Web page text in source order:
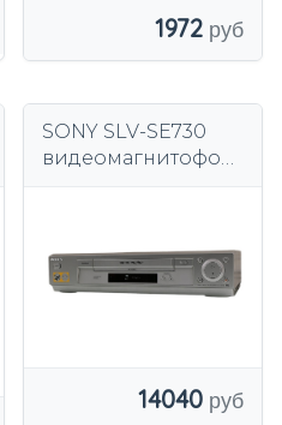
1972
SONY SLV-SE730
видеомагнитофон
стерео
14040